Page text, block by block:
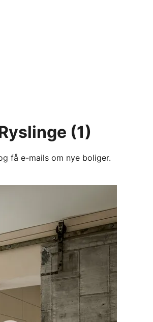
(1)
få e-mails om nye boliger.